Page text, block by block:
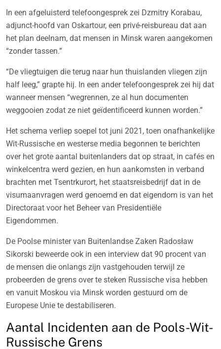
In een afgeluisterd telefoongesprek zei Dzmitry Korabau,
adjunct-hoofd van Oskartour, een privé-reisbureau dat aan
het plan deelnam, dat mensen in Minsk waren aangekomen
“zonder tassen.”
“De vliegtuigen die terug naar hun thuislanden vliegen zijn
half leeg,” grapte hij. In een ander telefoongesprek zei hij dat
wanneer mensen “wegrennen, ze al hun documenten
weggooien zodat ze niet geïdentificeerd kunnen worden.”
Het schema verliep soepel tot juni 2021, toen onafhankelijke
Wit-Russische en westerse media begonnen te berichten
over het grote aantal buitenlanders dat op straat, in cafés en
winkelcentra werd gezien, en hun aankomsten in verband
brachten met Tsentrkurort, het staatsreisbedrijf dat in de
visumaanvragen werd genoemd en dat eigendom is van het
Directoraat voor het Beheer van Presidentiële
Eigendommen.
De Poolse minister van Buitenlandse Zaken Radosław
Sikorski beweerde ook in een interview dat 90 procent van
de mensen die onlangs zijn vastgehouden terwijl ze
probeerden de grens over te steken Russische visa hebben
en vanuit Moskou via Minsk worden gestuurd om de
Europese Unie te destabiliseren.
Aantal Incidenten aan de Pools-Wit-
Russische Grens